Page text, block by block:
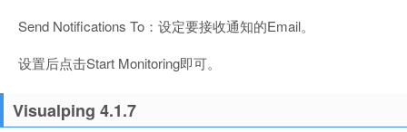
Send Notifications To：设定要接收通知的Email。
设置后点击Start Monitoring即可。
Visualping 4.1.7